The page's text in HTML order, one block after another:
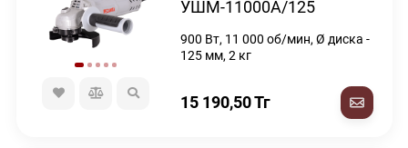
УШМ-11000А/125
900 Вт, 11 000 об/мин, Ø диска -
125 мм, 2 кг
15 190,50Тг